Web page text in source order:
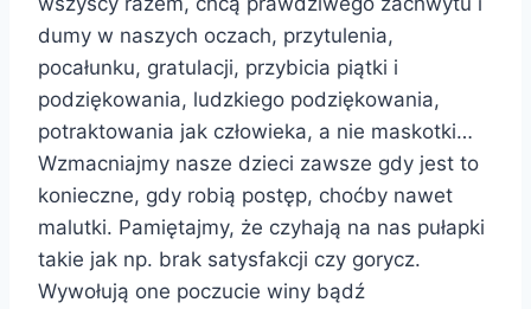
dumy w naszych oczach, przytulenia,
pocałunku, gratulacji, przybicia piątki i
podziękowania, ludzkiego podziękowania,
potraktowania jak człowieka, a nie maskotki…
Wzmacniajmy nasze dzieci zawsze gdy jest to
konieczne, gdy robią postęp, choćby nawet
malutki. Pamiętajmy, że czyhają na nas pułapki
takie jak np. brak satysfakcji czy gorycz.
Wywołują one poczucie winy bądź